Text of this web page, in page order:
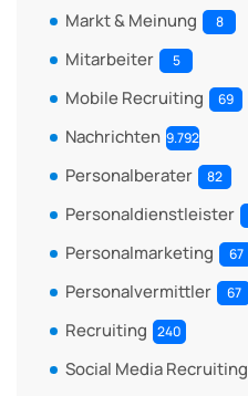
Markt & Meinung 8
Mitarbeiter 5
Mobile Recruiting 69
Nachrichten 9.792
Personalberater 82
Personaldienstleister
Personalmarketing 67
Personalvermittler 67
Recruiting 240
Social Media Recruiting